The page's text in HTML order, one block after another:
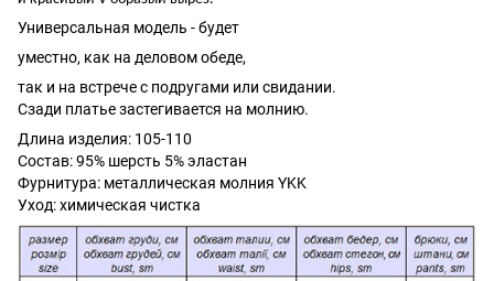
Универсальная модель - будет
уместно, как на деловом обеде,
так и на встрече с подругами или свидании.
Сзади платье застегивается на молнию.
Длина изделия: 105-110
Состав: 95% шерсть 5% эластан
Фурнитура: металлическая молния YKK
Уход: химическая чистка